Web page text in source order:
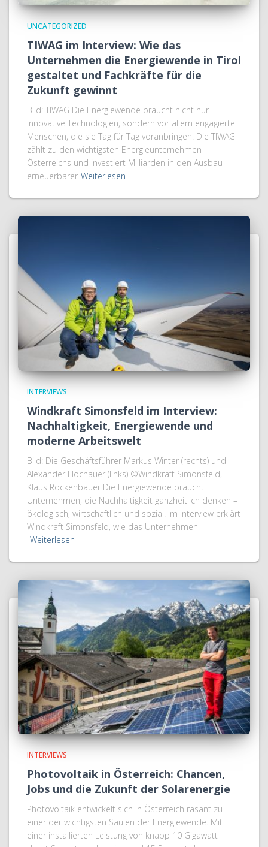
UNCATEGORIZED
TIWAG im Interview: Wie das
Unternehmen die Energiewende in Tirol
gestaltet und Fachkräfte für die
Zukunft gewinnt
Bild: TIWAG Die Energiewende braucht nicht nur
innovative Technologien, sondern vor allem engagierte
Menschen, die sie Tag für Tag voranbringen. Die TIWAG
zählt zu den wichtigsten Energieunternehmen
Österreichs und investiert Milliarden in den Ausbau
erneuerbarer Weiterlesen
INTERVIEWS
Windkraft Simonsfeld im Interview:
Nachhaltigkeit, Energiewende und
moderne Arbeitswelt
Bild: Die Geschäftsführer Markus Winter (rechts) und
Alexander Hochauer (links) ©Windkraft Simonsfeld,
Klaus Rockenbauer Die Energiewende braucht
Unternehmen, die Nachhaltigkeit ganzheitlich denken –
ökologisch, wirtschaftlich und sozial. Im Interview erklärt
Windkraft Simonsfeld, wie das Unternehmen
Weiterlesen
INTERVIEWS
Photovoltaik in Österreich: Chancen,
Jobs und die Zukunft der Solarenergie
Photovoltaik entwickelt sich in Österreich rasant zu
einer der wichtigsten Säulen der Energiewende. Mit
einer installierten Leistung von knapp 10 Gigawatt